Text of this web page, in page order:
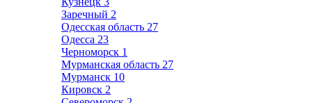
Заречный 2
Одесская область 27
Одесса 23
Черноморск 1
Мурманская область 27
Мурманск 10
Кировск 2